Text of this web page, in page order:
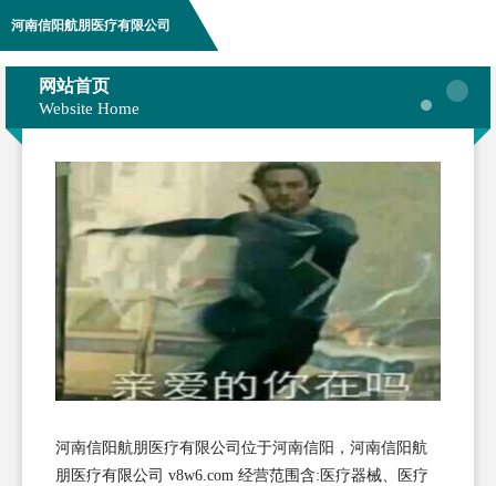
河南信阳航朋医疗有限公司
网站首页
Website Home
河南信阳航朋医疗有限公司位于河南信阳，河南信阳航
朋医疗有限公司 v8w6.com 经营范围含:医疗器械、医疗